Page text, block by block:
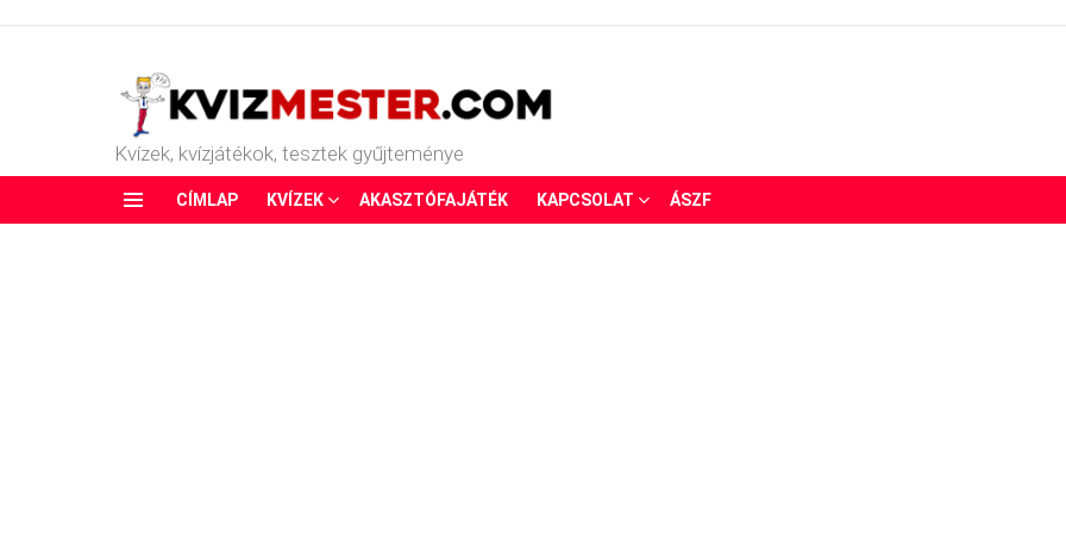
Kvízek, kvízjátékok, tesztek gyűjteménye
CÍMLAP KVÍZEK AKASZTÓFAJÁTÉK KAPCSOLAT ÁSZF